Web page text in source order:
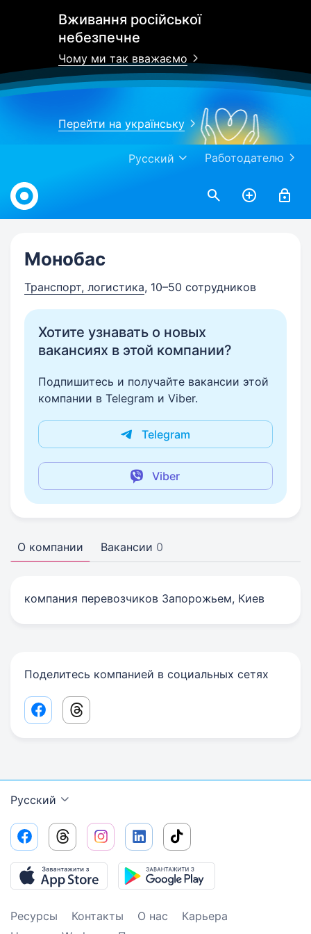
Вживання російської
небезпечне
Чому ми так вважаємо
Перейти на українську
Работодателю
Русский
Work.ua
Монобас
Транспорт, логистика, 10–50 сотрудников
Хотите узнавать о новых
вакансиях в этой компании?
Подпишитесь и получайте вакансии этой
компании в Telegram и Viber.
Telegram
Viber
О компании Вакансии 0
компания перевозчиков Запорожьем, Киев
Поделитесь компанией в социальных сетях
Facebook share link
Threads share link
Русский
Ресурсы Контакты О нас
Карьера